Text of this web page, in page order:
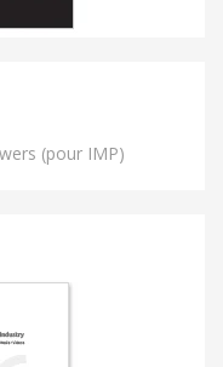
(pour IMP)